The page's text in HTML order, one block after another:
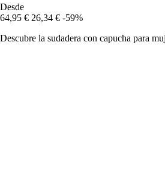
Desde
64,95 € 26,34 € -59%
Descubre la sudadera con capucha para